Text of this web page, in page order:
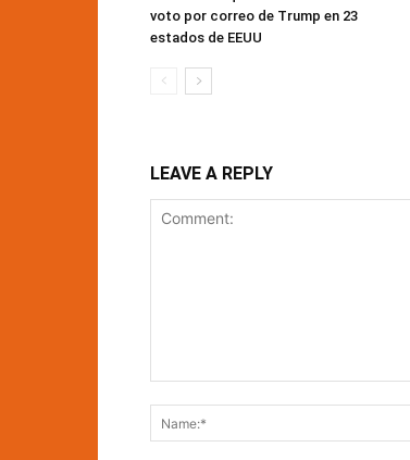
voto por correo de Trump en 23
estados de EEUU
LEAVE A REPLY